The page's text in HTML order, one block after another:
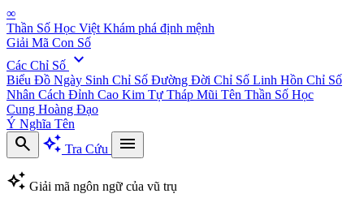
∞
Thần Số Học Việt Khám phá định mệnh
Giải Mã Con Số
Các Chỉ Số expand_more
Biểu Đồ Ngày Sinh Chỉ Số Đường Đời Chỉ Số Linh Hồn Chỉ Số
Nhân Cách Đỉnh Cao Kim Tự Tháp Mũi Tên Thần Số Học
Cung Hoàng Đạo
Ý Nghĩa Tên
search auto_awesome Tra Cứu
menu
auto_awesome Giải mã ngôn ngữ của vũ trụ